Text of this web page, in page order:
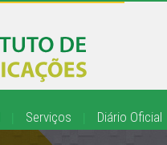
Serviços Diário Oficial